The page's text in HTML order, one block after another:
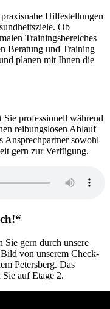
Hilfestellungen
Ob
Trainingsbereiches
Beratung und Training
planen mit Ihnen die
professionell während
reibungslosen Ablauf
Ansprechpartner sowohl
gern zur Verfügung.
Sie gern durch unsere
von unserem Check-
Petersberg. Das
auf Etage 2.